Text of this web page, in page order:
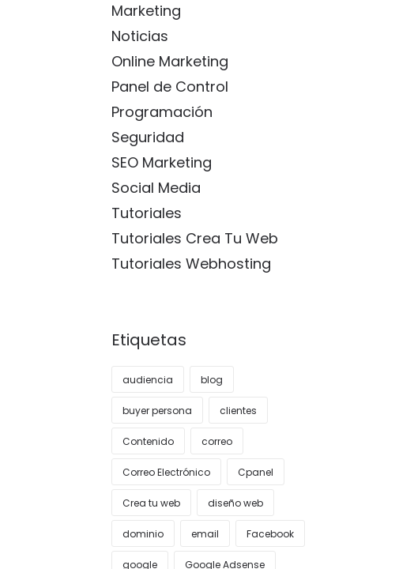
Marketing
Noticias
Online Marketing
Panel de Control
Programación
Seguridad
SEO Marketing
Social Media
Tutoriales
Tutoriales Crea Tu Web
Tutoriales Webhosting
Etiquetas
audiencia blog
buyer persona clientes
Contenido correo
Correo Electrónico Cpanel
Crea tu web diseño web
dominio email Facebook
google Google Adsense